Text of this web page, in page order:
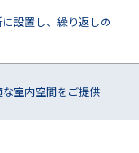
設置し、繰り返しの
室内空間をご提供
学